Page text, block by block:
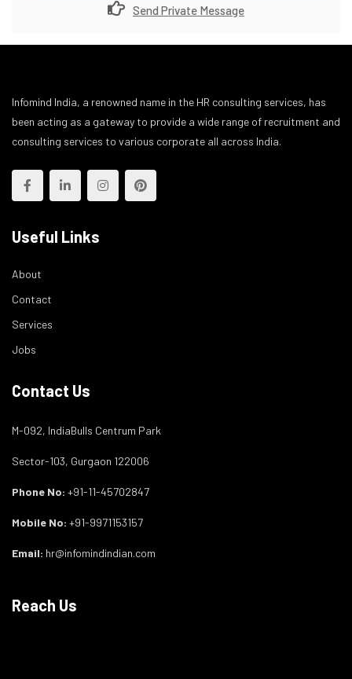
Send Private Message
Infomind India, a renowned name in the HR consulting services, has
been acting as a gateway to provide a wide range of recruitment and
consulting services to various corporate all across India.
Useful Links
About
Contact
Services
Jobs
Contact Us
M-092, IndiaBulls Centrum Park
Sector-103, Gurgaon 122006
Phone No: +91-11-45702847
Mobile No: +91-9971153157
Email: hr@infomindindian.com
Reach Us